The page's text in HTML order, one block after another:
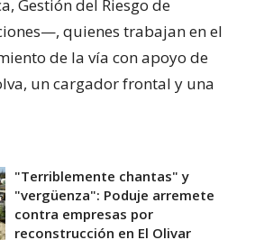
Gestión del Riesgo de
quienes trabajan en el
de la vía con apoyo de
un cargador frontal y una
"Terriblemente chantas" y
"vergüenza": Poduje arremete
contra empresas por
reconstrucción en El Olivar